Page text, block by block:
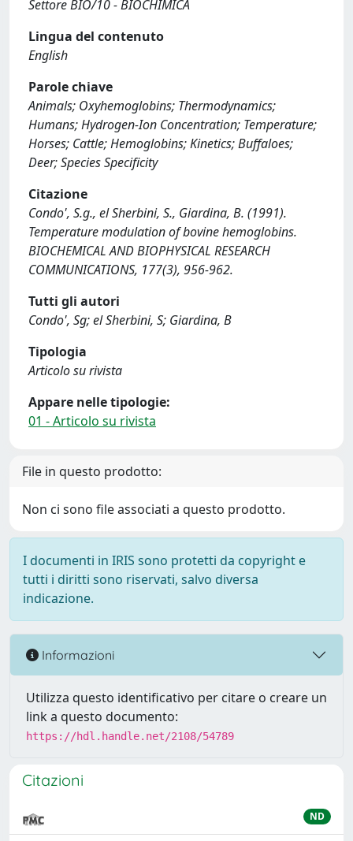
Settore BIO/10 - BIOCHIMICA
Lingua del contenuto
English
Parole chiave
Animals; Oxyhemoglobins; Thermodynamics;
Humans; Hydrogen-Ion Concentration; Temperature;
Horses; Cattle; Hemoglobins; Kinetics; Buffaloes;
Deer; Species Specificity
Citazione
Condo', S.g., el Sherbini, S., Giardina, B. (1991).
Temperature modulation of bovine hemoglobins.
BIOCHEMICAL AND BIOPHYSICAL RESEARCH
COMMUNICATIONS, 177(3), 956-962.
Tutti gli autori
Condo', Sg; el Sherbini, S; Giardina, B
Tipologia
Articolo su rivista
Appare nelle tipologie:
01 - Articolo su rivista
File in questo prodotto:
Non ci sono file associati a questo prodotto.
I documenti in IRIS sono protetti da copyright e
tutti i diritti sono riservati, salvo diversa
indicazione.
Informazioni
Utilizza questo identificativo per citare o creare un
link a questo documento:
https://hdl.handle.net/2108/54789
Citazioni
ND